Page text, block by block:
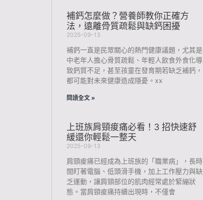
補鈣怎麼做？營養師教你正確方
法，遠離骨質疏鬆與缺鈣困擾
2025-09-13
補鈣一直是民眾關心的熱門健康議題，尤其是
中老年人擔心骨質疏鬆、年輕人飲食外食化導
致鈣質不足，甚至孩童在發育期若缺乏補鈣，
都可能對未來健康造成隱憂。xx
閱讀全文 »
上班族肩頸痠痛必看！3 招快速舒
緩還你輕鬆一整天
2025-09-13
肩頸痠痛已經成為上班族的「職業病」，長時
間盯著電腦、低頭滑手機，加上工作壓力與缺
乏運動，讓肩頸部位的肌肉經常處於緊繃狀
態。當肩頸痠痛持續出現時，不僅會